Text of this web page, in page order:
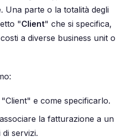
Una parte o la totalità degli
"Client" che si specifica,
a diverse business unit o
e come specificarlo.
la fatturazione a un
servizi.